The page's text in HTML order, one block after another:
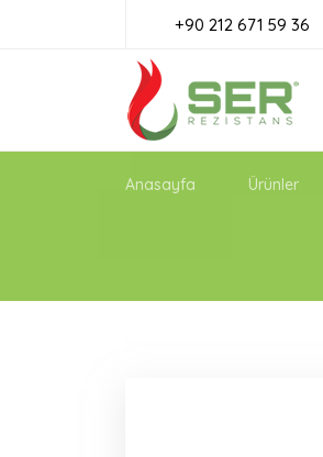
+90 212 671 59 36
Anasayfa Ürünler